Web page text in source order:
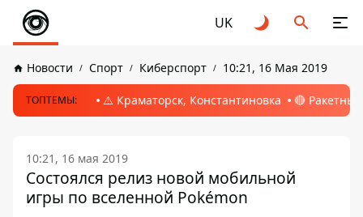
UK
Новости Спорт Киберспорт 10:21, 16 Мая 2019
ТОПТЕМЫ: ⚠️ Краматорск, Константиновка 🔴
10:21, 16 мая 2019
Состоялся релиз новой мобильной
игры по вселенной Pokémon